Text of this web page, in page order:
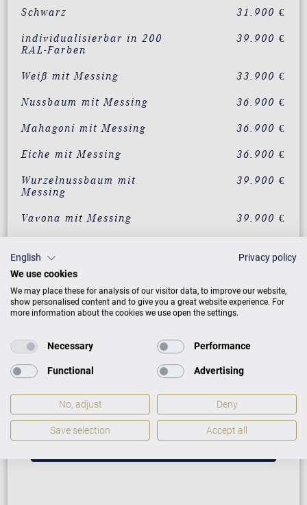
Schwarz 31.900 €
individualisierbar in 200
RAL-Farben
39.900 €
Weiß mit Messing 33.900 €
Nussbaum mit Messing 36.900 €
Mahagoni mit Messing 36.900 €
Eiche mit Messing 36.900 €
Wurzelnussbaum mit
Messing
39.900 €
Vavona mit Messing 39.900 €
Santos Palisander mit
Messing
Pyramidenmahagoni mit
Messing
39.900 €
ZUSATZLEISTUNGEN FÜR C. BECHSTEIN
RESIDENCE R 6 STYLE
PREISLISTE HERUNTERLADEN
English
Privacy policy
We use cookies
We may place these for analysis of our visitor data, to improve our website,
show personalised content and to give you a great website experience. For
more information about the cookies we use open the settings.
Necessary Performance
Functional Advertising
No, adjust Deny
Save selection Accept all